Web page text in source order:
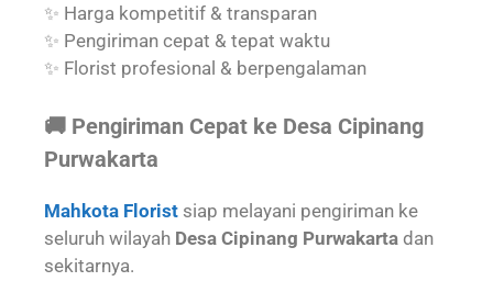
✨ Harga kompetitif & transparan
✨ Pengiriman cepat & tepat waktu
✨ Florist profesional & berpengalaman
🚚 Pengiriman Cepat ke Desa Cipinang
Purwakarta
Mahkota Florist siap melayani pengiriman ke
seluruh wilayah Desa Cipinang Purwakarta dan
sekitarnya.